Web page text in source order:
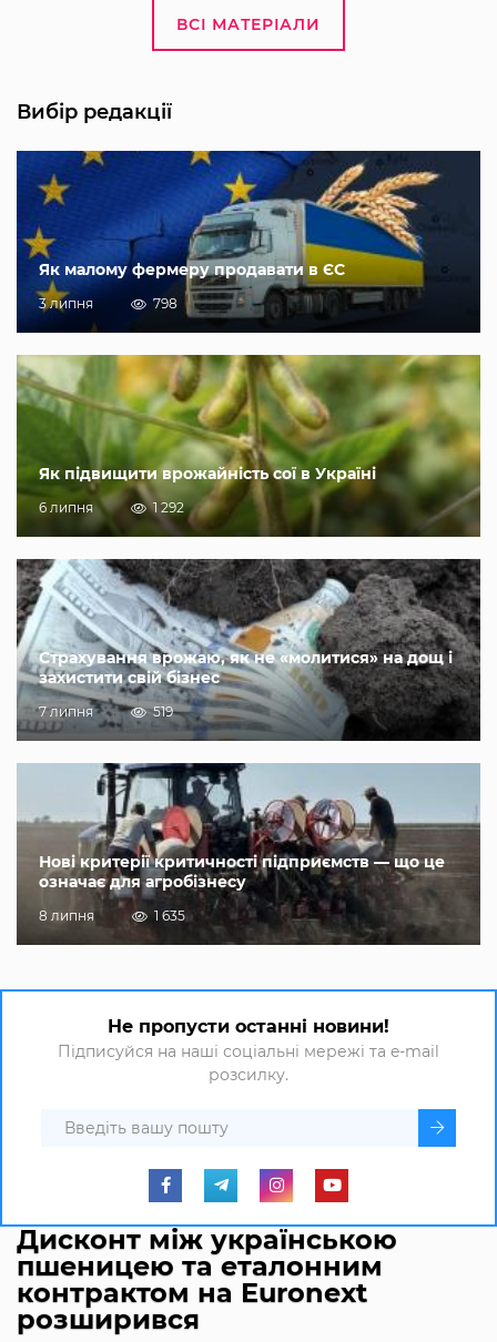
ВСІ МАТЕРІАЛИ
Вибір редакції
Як малому фермеру продавати в ЄС
3 липня 798
Як підвищити врожайність сої в Україні
6 липня 1 292
Страхування врожаю, як не «молитися» на дощ і
захистити свій бізнес
7 липня 519
Нові критерії критичності підприємств — що це
означає для агробізнесу
8 липня 1 635
Не пропусти останні новини!
Підписуйся на наші соціальні мережі та e-mail
розсилку.
Дисконт між українською
пшеницею та еталонним
контрактом на Euronext
розширився